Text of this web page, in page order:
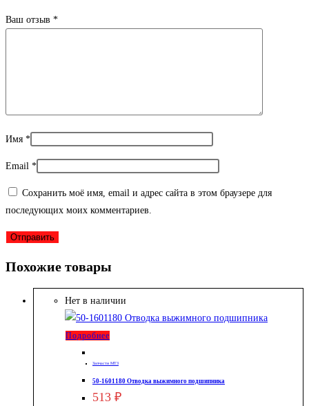
Ваш отзыв *
Имя *
Email *
Сохранить моё имя, email и адрес сайта в этом браузере для
последующих моих комментариев.
Похожие товары
Нет в наличии
Подробнее
Запчасти МТЗ
50-1601180 Отводка выжимного подшипника
513 ₽